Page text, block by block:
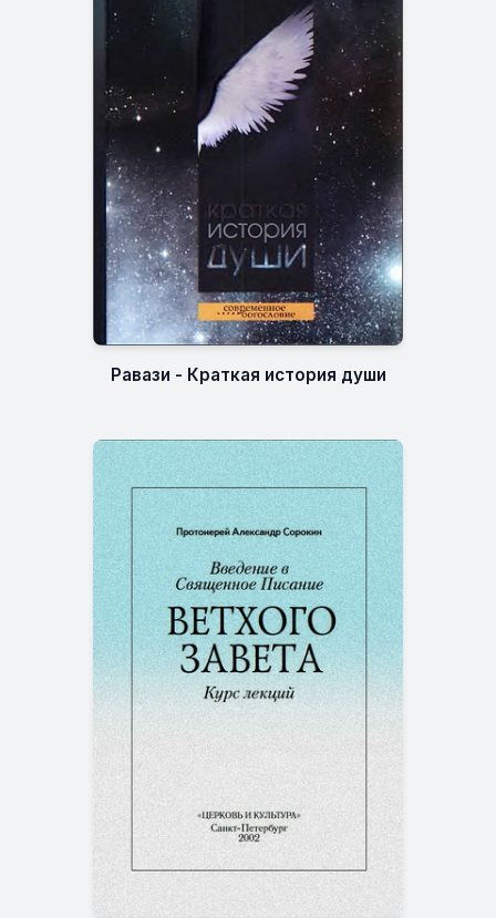
Равази - Краткая история души